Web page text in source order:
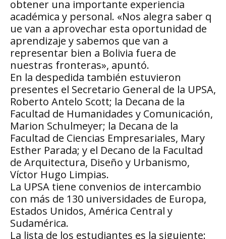
obtener una importante experiencia
académica y personal. «Nos alegra saber q
ue van a aprovechar esta oportunidad de
aprendizaje y sabemos que van a
representar bien a Bolivia fuera de
nuestras fronteras», apuntó.
En la despedida también estuvieron
presentes el Secretario General de la UPSA,
Roberto Antelo Scott; la Decana de la
Facultad de Humanidades y Comunicación,
Marion Schulmeyer; la Decana de la
Facultad de Ciencias Empresariales, Mary
Esther Parada; y el Decano de la Facultad
de Arquitectura, Diseño y Urbanismo,
Víctor Hugo Limpias.
La UPSA tiene convenios de intercambio
con más de 130 universidades de Europa,
Estados Unidos, América Central y
Sudamérica.
La lista de los estudiantes es la siguiente: